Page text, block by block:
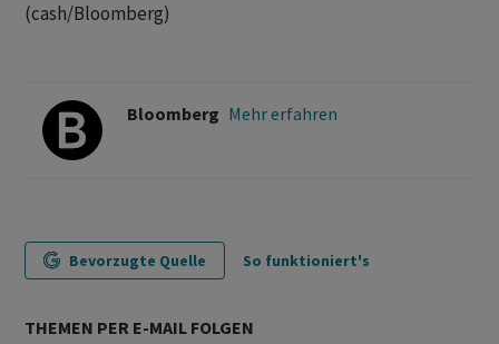
(cash/Bloomberg)
Bloomberg Mehr erfahren
Bevorzugte Quelle So funktioniert's
THEMEN PER E-MAIL FOLGEN